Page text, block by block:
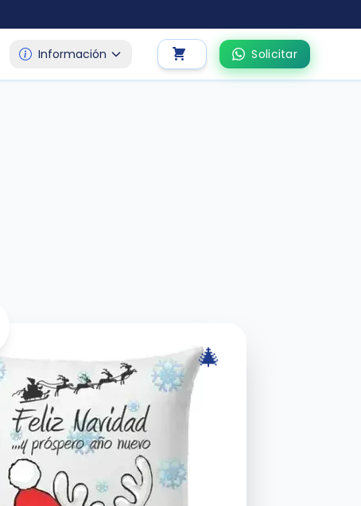
Información Solicitar
🎄